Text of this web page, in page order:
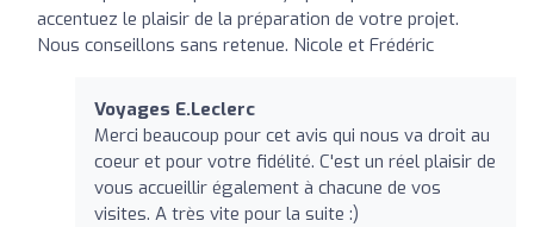
accentuez le plaisir de la préparation de votre projet.
Nous conseillons sans retenue. Nicole et Frédéric
Voyages E.Leclerc
Merci beaucoup pour cet avis qui nous va droit au
coeur et pour votre fidélité. C'est un réel plaisir de
vous accueillir également à chacune de vos
visites. A très vite pour la suite :)